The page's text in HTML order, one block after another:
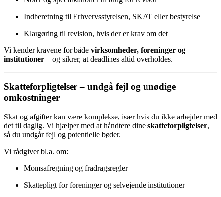
Indberetning til Erhvervsstyrelsen, SKAT eller bestyrelse
Klargøring til revision, hvis der er krav om det
Vi kender kravene for både virksomheder, foreninger og
institutioner – og sikrer, at deadlines altid overholdes.
Skatteforpligtelser – undgå fejl og unødige
omkostninger
Skat og afgifter kan være komplekse, især hvis du ikke arbejder med
det til daglig. Vi hjælper med at håndtere dine skatteforpligtelser,
så du undgår fejl og potentielle bøder.
Vi rådgiver bl.a. om:
Momsafregning og fradragsregler
Skattepligt for foreninger og selvejende institutioner